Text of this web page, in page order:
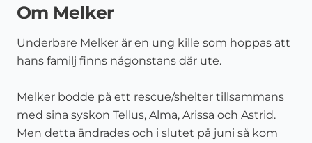
Om Melker
Underbare Melker är en ung kille som hoppas att
hans familj finns någonstans där ute.
Melker bodde på ett rescue/shelter tillsammans
med sina syskon Tellus, Alma, Arissa och Astrid.
Men detta ändrades och i slutet på juni så kom